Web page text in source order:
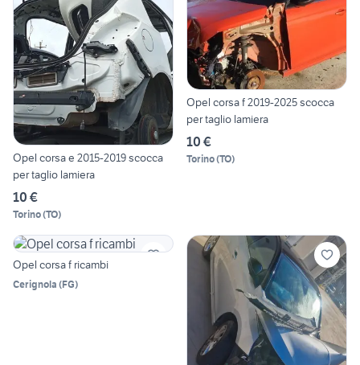
Opel corsa e 2015-2019 scocca
per taglio lamiera
10 €
Torino(TO)
Opel corsa f 2019-2025 scocca
per taglio lamiera
10 €
Torino(TO)
Opel corsa f ricambi
Cerignola (FG)